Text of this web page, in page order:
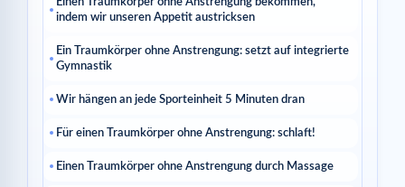
indem wir unseren Appetit austricksen
Ein Traumkörper ohne Anstrengung: setzt auf integrierte
Gymnastik
Wir hängen an jede Sporteinheit 5 Minuten dran
Für einen Traumkörper ohne Anstrengung: schlaft!
Einen Traumkörper ohne Anstrengung durch Massage